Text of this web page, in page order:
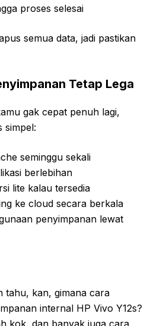
proses selesai
semua data, jadi pastikan
Tetap Lega
gak cepat penuh lagi,
simpel:
seminggu sekali
berlebihan
lite kalau tersedia
ke cloud secara berkala
penyimpanan lewat
tahu, kan, gimana cara
internal HP Vivo Y12s?